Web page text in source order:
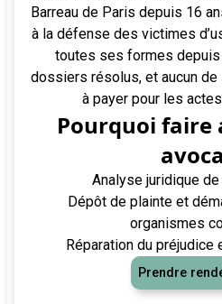
Barreau de Paris depuis 16
à la défense des victimes
toutes ses formes
dossiers résolus, et aucun de
à payer pour les actes
Pourquoi faire
Analyse juridique
Dépôt de plainte et
organismes
Réparation du
Prendre